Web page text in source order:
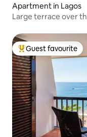
Apartment in Lagos
Large terrace over
Top guest favourite
Guest favourite